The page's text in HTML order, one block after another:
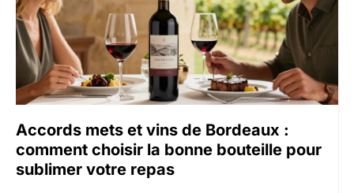
Accords mets et vins de Bordeaux :
comment choisir la bonne bouteille pour
sublimer votre repas